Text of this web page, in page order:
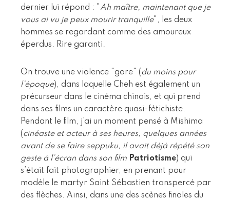
dernier lui répond : " Ah maître, maintenant que je
vous ai vu je peux mourir tranquille", les deux
hommes se regardant comme des amoureux
éperdus. Rire garanti.
On trouve une violence "gore" (du moins pour
l’époque), dans laquelle Cheh est également un
précurseur dans le cinéma chinois, et qui prend
dans ses films un caractère quasi-fétichiste.
Pendant le film, j’ai un moment pensé à Mishima
(cinéaste et acteur à ses heures, quelques années
avant de se faire seppuku, il avait déjà répété son
geste à l’écran dans son film Patriotisme) qui
s’était fait photographier, en prenant pour
modèle le martyr Saint Sébastien transpercé par
des flèches. Ainsi, dans une des scènes finales du